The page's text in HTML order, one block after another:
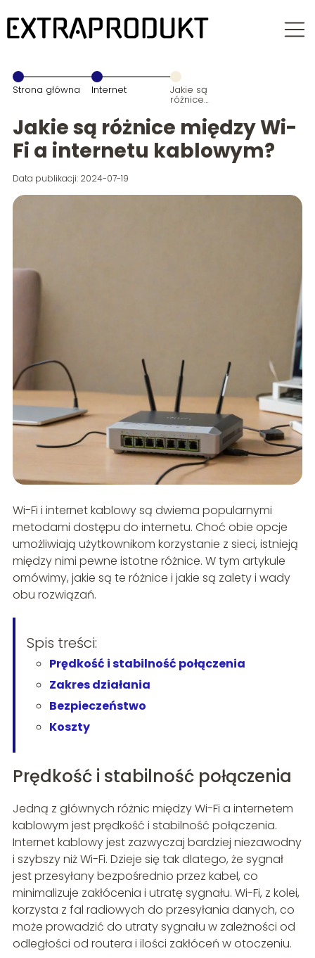
Strona główna Internet Jakie są
różnice
internetu
kablowym?
Jakie są różnice między Wi-
Fi a internetu kablowym?
Data publikacji: 2024-07-19
Wi-Fi i internet kablowy są dwiema popularnymi
metodami dostępu do internetu. Choć obie opcje
umożliwiają użytkownikom korzystanie z sieci, istnieją
między nimi pewne istotne różnice. W tym artykule
omówimy, jakie są te różnice i jakie są zalety i wady
obu rozwiązań.
Spis treści:
Prędkość i stabilność połączenia
Zakres działania
Bezpieczeństwo
Koszty
Prędkość i stabilność połączenia
Jedną z głównych różnic między Wi-Fi a internetem
kablowym jest prędkość i stabilność połączenia.
Internet kablowy jest zazwyczaj bardziej niezawodny
i szybszy niż Wi-Fi. Dzieje się tak dlatego, że sygnał
jest przesyłany bezpośrednio przez kabel, co
minimalizuje zakłócenia i utratę sygnału. Wi-Fi, z kolei,
korzysta z fal radiowych do przesyłania danych, co
może prowadzić do utraty sygnału w zależności od
odległości od routera i ilości zakłóceń w otoczeniu.